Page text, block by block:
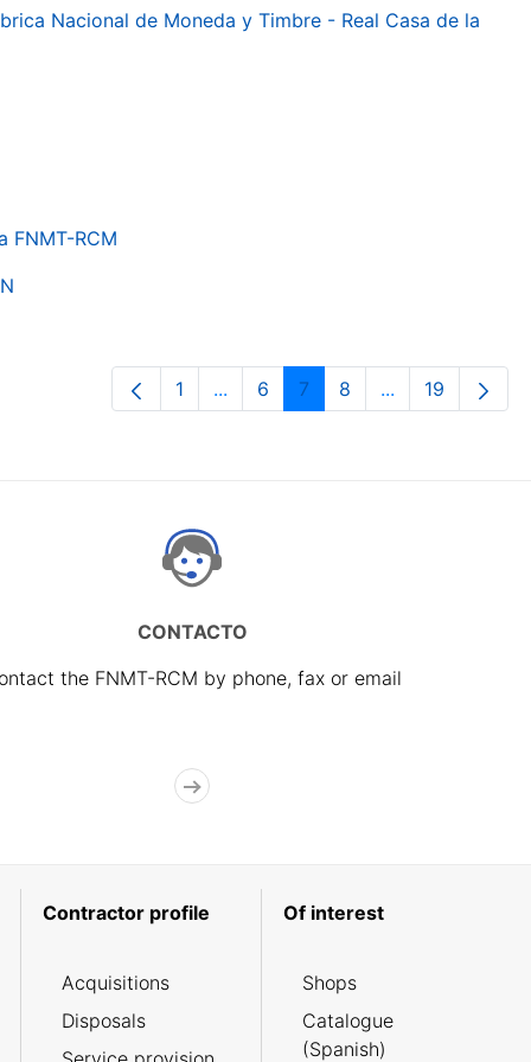
Nacional de Moneda y Timbre - Real Casa de la
FNMT-RCM
Page
1 ...Intermediate Pages Use TAB to
Page
6 Page
7 Page
8 ...Intermediate
Page
19
CONTACTO
the FNMT-RCM by phone, fax or email
Contractor profile
Acquisitions
Disposals
Of interest
Shops
Catalogue
(Spanish)